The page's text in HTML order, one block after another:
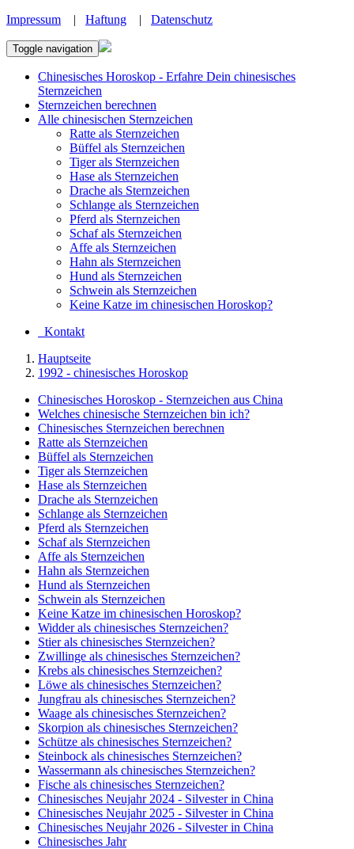
Impressum | Haftung | Datenschutz
Toggle navigation
Chinesisches Horoskop - Erfahre Dein chinesisches
Sternzeichen
Sternzeichen berechnen
Alle chinesischen Sternzeichen
Ratte als Sternzeichen
Büffel als Sternzeichen
Tiger als Sternzeichen
Hase als Sternzeichen
Drache als Sternzeichen
Schlange als Sternzeichen
Pferd als Sternzeichen
Schaf als Sternzeichen
Affe als Sternzeichen
Hahn als Sternzeichen
Hund als Sternzeichen
Schwein als Sternzeichen
Keine Katze im chinesischen Horoskop?
Kontakt
Hauptseite
1992 - chinesisches Horoskop
Chinesisches Horoskop - Sternzeichen aus China
Welches chinesische Sternzeichen bin ich?
Chinesisches Sternzeichen berechnen
Ratte als Sternzeichen
Büffel als Sternzeichen
Tiger als Sternzeichen
Hase als Sternzeichen
Drache als Sternzeichen
Schlange als Sternzeichen
Pferd als Sternzeichen
Schaf als Sternzeichen
Affe als Sternzeichen
Hahn als Sternzeichen
Hund als Sternzeichen
Schwein als Sternzeichen
Keine Katze im chinesischen Horoskop?
Widder als chinesisches Sternzeichen?
Stier als chinesisches Sternzeichen?
Zwillinge als chinesisches Sternzeichen?
Krebs als chinesisches Sternzeichen?
Löwe als chinesisches Sternzeichen?
Jungfrau als chinesisches Sternzeichen?
Waage als chinesisches Sternzeichen?
Skorpion als chinesisches Sternzeichen?
Schütze als chinesisches Sternzeichen?
Steinbock als chinesisches Sternzeichen?
Wassermann als chinesisches Sternzeichen?
Fische als chinesisches Sternzeichen?
Chinesisches Neujahr 2024 - Silvester in China
Chinesisches Neujahr 2025 - Silvester in China
Chinesisches Neujahr 2026 - Silvester in China
Chinesisches Jahr